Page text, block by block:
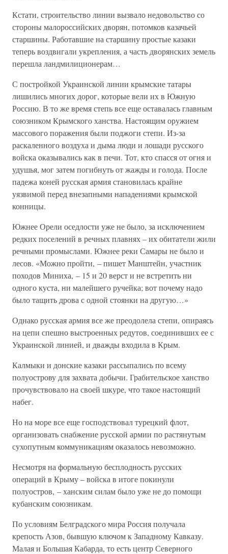
Кстати, строительство линии вызвало недовольство со
стороны малороссийских дворян, потомков казачьей
старшины. Работавшие на старшину простые казаки
теперь воздвигали укрепления, а часть дворянских земель
перешла ландмилиционерам…
С постройкой Украинской линии крымские татары
лишились многих дорог, которые вели их в Южную
Россию. В то же время степь все еще оставалась главным
союзником Крымского ханства. Настоящим оружием
массового поражения были поджоги степи. Из-за
раскаленного воздуха и дыма люди и лошади русского
войска оказывались как в печи. Тот, кто спасся от огня и
удушья, мог затем погибнуть от жажды и голода. После
падежа коней русская армия становилась крайне
уязвимой перед внезапными нападениями крымской
конницы.
Южнее Орели оседлости уже не было, за исключением
редких поселений в речных плавнях – их обитатели жили
речными промыслами. Южнее реки Самары не было и
лесов. «Можно пройти, – пишет Манштейн, участник
походов Миниха, – 15 и 20 верст и не встретить ни
одного куста, ни малейшего ручейка; вот почему надо
было тащить дрова с одной стоянки на другую…»
Однако русская армия все же преодолела степи, опираясь
на цепи спешно выстроенных редутов, соединивших ее с
Украинской линией, и дважды входила в Крым.
Калмыки и донские казаки рассыпались по всему
полуострову для захвата добычи. Грабительское ханство
прочувствовало на своей шкуре, что такое настоящий
набег.
Но на море все еще господствовал турецкий флот,
организовать снабжение русской армии по растянутым
сухопутным коммуникациям оказалось невозможно.
Несмотря на формальную бесплодность русских
операций в Крыму – войска в итоге покинули
полуостров, – ханским силам было уже не до помощи
кубанским союзникам.
По условиям Белградского мира Россия получала
крепость Азов, бывшую ключом к Западному Кавказу.
Малая и Большая Кабарда, то есть центр Северного